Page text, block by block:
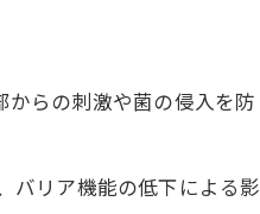
らの刺激や菌の侵入を防
バリア機能の低下による影